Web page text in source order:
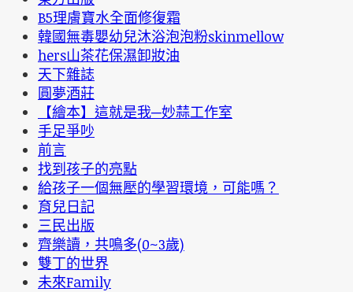
B5理膚寶水全面修復霜
韓國無毒嬰幼兒沐浴泡泡粉skinmellow
hers山茶花保濕卸妝油
天下雜誌
圓夢酒莊
【繪本】這就是我─妙蒜工作室
手足爭吵
前言
找到孩子的亮點
給孩子一個無壓的學習環境，可能嗎？
育兒日記
三民出版
齊樂讀，共鳴多(0~3歲)
雙丁的世界
未來Family